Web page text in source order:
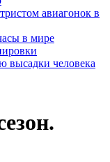
авиагонок в
в мире
высадки человека